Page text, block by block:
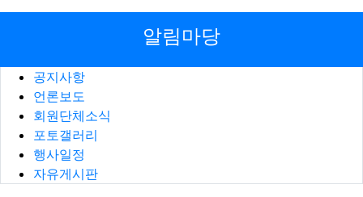
알림마당
공지사항
언론보도
회원단체소식
포토갤러리
행사일정
자유게시판